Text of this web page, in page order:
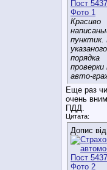
Красиво
пунктик.
указаного
порядка
проверки
авто-
Еще раз
очень
ПДД.
Цитата:
Допис